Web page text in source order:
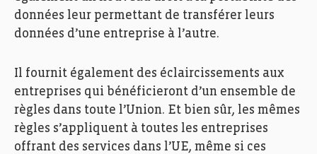
données leur permettant de transférer leurs
données d’une entreprise à l’autre.
Il fournit également des éclaircissements aux
entreprises qui bénéficieront d’un ensemble de
règles dans toute l’Union. Et bien sûr, les mêmes
règles s’appliquent à toutes les entreprises
offrant des services dans l’UE, même si ces